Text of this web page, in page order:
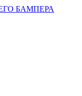
БАМПЕРА